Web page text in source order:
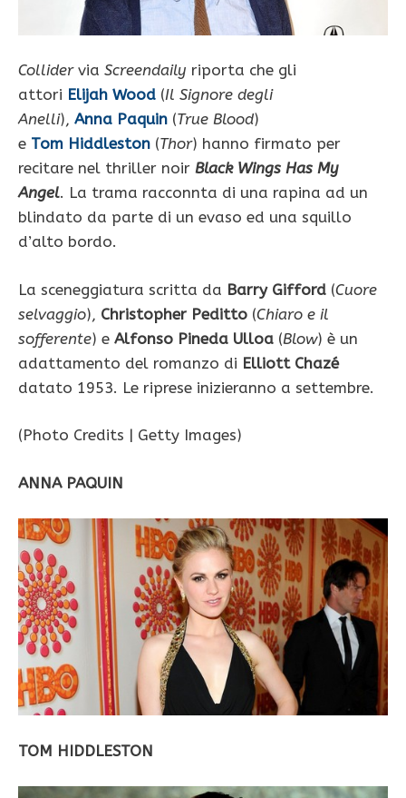
Collidervia Screendaily riporta che gli
attori Elijah Wood (Il Signore degli
Anelli), Anna Paquin (True Blood)
e Tom Hiddleston (Thor) hanno firmato per
recitare nel thriller noir Black Wings Has My
Angel. La trama racconnta di una rapina ad un
blindato da parte di un evaso ed una squillo
d’alto bordo.
La sceneggiatura scritta da Barry Gifford (Cuore
selvaggio), Christopher Peditto (Chiaro e il
sofferente) e Alfonso Pineda Ulloa (Blow) è un
adattamento del romanzo di Elliott Chazé
datato 1953. Le riprese inizieranno a settembre.
(Photo Credits | Getty Images)
ANNA PAQUIN
TOM HIDDLESTON